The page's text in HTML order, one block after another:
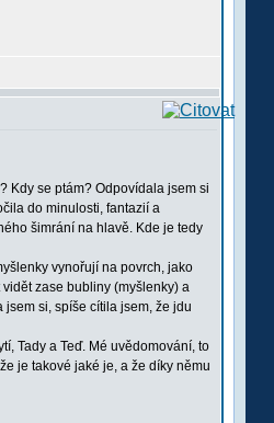
Kdy se ptám? Odpovídala jsem si
do minulosti, fantazií a
šimrání na hlavě. Kde je tedy
vynořují na povrch, jako
zase bubliny (myšlenky) a
si, spíše cítila jsem, že jdu
Tady a Teď. Mé uvědomování, to
je takové jaké je, a že díky němu